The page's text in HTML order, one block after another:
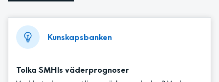
Kunskapsbanken
Tolka SMHIs väderprognoser